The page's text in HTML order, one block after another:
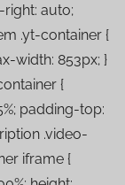
auto;
.yt-container {
width: 853px; }
{
padding-top:
.video-
iframe {